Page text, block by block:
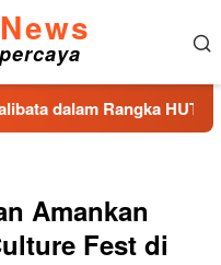
Rangka HUT Ke-40 PPAL
Amankan
Fest di